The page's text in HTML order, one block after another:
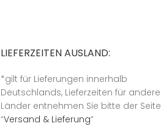
LIEFERZEITEN AUSLAND:
*gilt für Lieferungen innerhalb
Deutschlands, Lieferzeiten für andere
Länder entnehmen Sie bitte der Seite
“Versand & Lieferung“